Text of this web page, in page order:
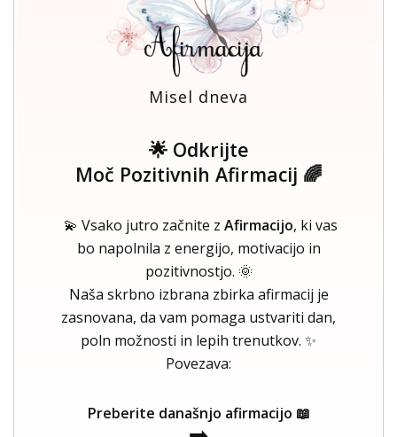
Misel dneva
🌟 Odkrijte
Moč Pozitivnih Afirmacij 🌈
💫 Vsako jutro začnite z Afirmacijo, ki vas
bo napolnila z energijo, motivacijo in
pozitivnostjo. 🌞
Naša skrbno izbrana zbirka afirmacij je
zasnovana, da vam pomaga ustvariti dan,
poln možnosti in lepih trenutkov. ✨
Povezava:
Preberite današnjo afirmacijo 📖